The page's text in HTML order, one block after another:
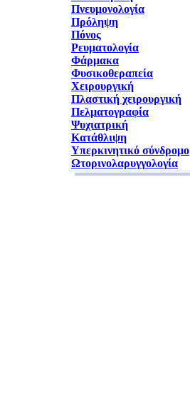
Πνευμονολογία
Πρόληψη
Πόνος
Ρευματολογία
Φάρμακα
Φυσικοθεραπεία
Χειρουργική
Πλαστική χειρουργική
Πελματογραφία
Ψυχιατρική
Κατάθλιψη
Υπερκινητικό σύνδρομο
Ωτορινολαρυγγολογία